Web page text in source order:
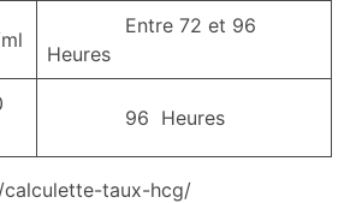
Entre 72 et 96
Heures
96 Heures
taux-hcg/